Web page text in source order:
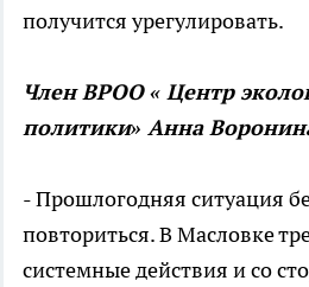
получится урегулировать.
Член ВРОО « Центр
политики» Анна
- Прошлогодняя ситуация
повториться. В Масловке
системные действия и со